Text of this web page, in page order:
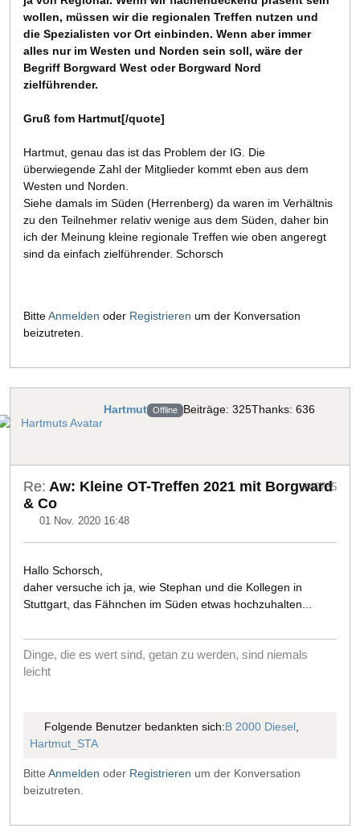
wollen, müssen wir die regionalen Treffen nutzen und
die Spezialisten vor Ort einbinden. Wenn aber immer
alles nur im Westen und Norden sein soll, wäre der
Begriff Borgward West oder Borgward Nord
zielführender.
Gruß fom Hartmut[/quote]
Hartmut, genau das ist das Problem der IG. Die
überwiegende Zahl der Mitglieder kommt eben aus dem
Westen und Norden.
Siehe damals im Süden (Herrenberg) da waren im Verhältnis
zu den Teilnehmer relativ wenige aus dem Süden, daher bin
ich der Meinung kleine regionale Treffen wie oben angeregt
sind da einfach zielführender. Schorsch
BitteAnmelden oder Registrieren um der Konversation
beizutreten.
Hartmut Offline Beiträge: 325Thanks: 636
Re: Aw: Kleine OT-Treffen 2021 mit Borgward
& Co
01 Nov. 2020 16:48
#40765
Hallo Schorsch,
daher versuche ich ja, wie Stephan und die Kollegen in
Stuttgart, das Fähnchen im Süden etwas hochzuhalten...
Dinge, die es wert sind, getan zu werden, sind niemals
leicht
Folgende Benutzer bedankten sich:B 2000 Diesel,
Hartmut_STA
Bitte Anmelden oder Registrieren um der Konversation
beizutreten.